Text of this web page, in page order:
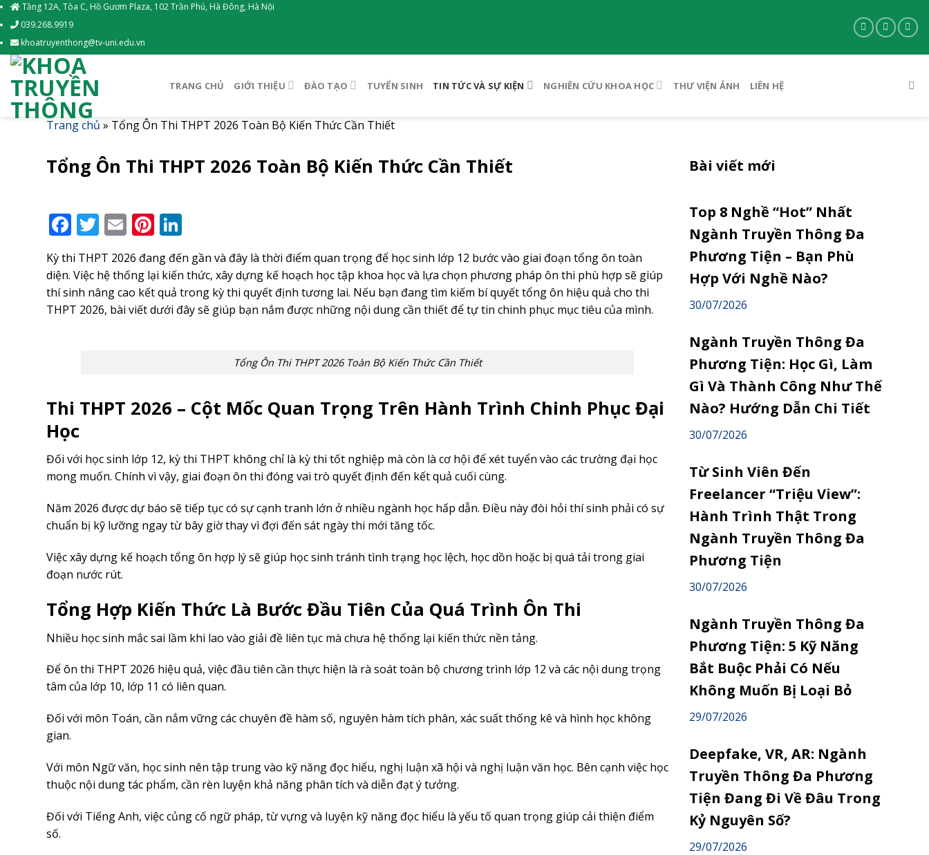
Skip
to
content
Tầng 12A, Tòa C, Hồ Gươm Plaza, 102 Trần Phú, Hà Đông, Hà Nội
039.268.9919
khoatruyenthong@tv-uni.edu.vn
TRANG CHỦ GIỚI THIỆU ĐÀO TẠO TUYỂN SINH TIN TỨC VÀ SỰ KIỆN NGHIÊN CỨU KHOA HỌC THƯ VIỆN ẢNH LIÊN HỆ
Trang chủ » Tổng Ôn Thi THPT 2026 Toàn Bộ Kiến Thức Cần Thiết
Tổng Ôn Thi THPT 2026 Toàn Bộ Kiến Thức Cần Thiết
Facebook
Twitter
EmailPinterest
Kỳ thi THPT 2026 đang đến gần và đây là thời điểm quan trọng để học sinh lớp 12 bước vào giai đoạn tổng ôn toàn
diện. Việc hệ thống lại kiến thức, xây dựng kế hoạch học tập khoa học và lựa chọn phương pháp ôn thi phù hợp sẽ giúp
thí sinh nâng cao kết quả trong kỳ thi quyết định tương lai. Nếu bạn đang tìm kiếm bí quyết tổng ôn hiệu quả cho thi
THPT 2026, bài viết dưới đây sẽ giúp bạn nắm được những nội dung cần thiết để tự tin chinh phục mục tiêu của mình.
Tổng Ôn Thi THPT 2026 Toàn Bộ Kiến Thức Cần Thiết
Thi THPT 2026 – Cột Mốc Quan Trọng Trên Hành Trình Chinh Phục Đại
Học
Đối với học sinh lớp 12, kỳ thi THPT không chỉ là kỳ thi tốt nghiệp mà còn là cơ hội để xét tuyển vào các trường đại học
mong muốn. Chính vì vậy, giai đoạn ôn thi đóng vai trò quyết định đến kết quả cuối cùng.
Năm 2026 được dự báo sẽ tiếp tục có sự cạnh tranh lớn ở nhiều ngành học hấp dẫn. Điều này đòi hỏi thí sinh phải có sự
chuẩn bị kỹ lưỡng ngay từ bây giờ thay vì đợi đến sát ngày thi mới tăng tốc.
Việc xây dựng kế hoạch tổng ôn hợp lý sẽ giúp học sinh tránh tình trạng học lệch, học dồn hoặc bị quá tải trong giai
đoạn nước rút.
Tổng Hợp Kiến Thức Là Bước Đầu Tiên Của Quá Trình Ôn Thi
Nhiều học sinh mắc sai lầm khi lao vào giải đề liên tục mà chưa hệ thống lại kiến thức nền tảng.
Để ôn thi THPT 2026 hiệu quả, việc đầu tiên cần thực hiện là rà soát toàn bộ chương trình lớp 12 và các nội dung trọng
tâm của lớp 10, lớp 11 có liên quan.
Đối với môn Toán, cần nắm vững các chuyên đề hàm số, nguyên hàm tích phân, xác suất thống kê và hình học không
gian.
Với môn Ngữ văn, học sinh nên tập trung vào kỹ năng đọc hiểu, nghị luận xã hội và nghị luận văn học. Bên cạnh việc học
thuộc nội dung tác phẩm, cần rèn luyện khả năng phân tích và diễn đạt ý tưởng.
Đối với Tiếng Anh, việc củng cố ngữ pháp, từ vựng và luyện kỹ năng đọc hiểu là yếu tố quan trọng giúp cải thiện điểm
số.
Bài viết mới
Top 8 Nghề “Hot” Nhất
Ngành Truyền Thông Đa
Phương Tiện – Bạn Phù
Hợp Với Nghề Nào?
30/07/2026
Ngành Truyền Thông Đa
Phương Tiện: Học Gì, Làm
Gì Và Thành Công Như Thế
Nào? Hướng Dẫn Chi Tiết
30/07/2026
Từ Sinh Viên Đến
Freelancer “Triệu View”:
Hành Trình Thật Trong
Ngành Truyền Thông Đa
Phương Tiện
30/07/2026
Ngành Truyền Thông Đa
Phương Tiện: 5 Kỹ Năng
Bắt Buộc Phải Có Nếu
Không Muốn Bị Loại Bỏ
29/07/2026
Deepfake, VR, AR: Ngành
Truyền Thông Đa Phương
Tiện Đang Đi Về Đâu Trong
Kỷ Nguyên Số?
29/07/2026